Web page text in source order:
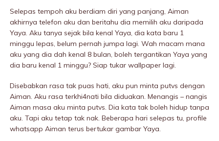
Selepas tempoh aku berdiam diri yang panjang, Aiman
akhirnya telefon aku dan beritahu dia memilih aku daripada
Yaya. Aku tanya sejak bila kenal Yaya, dia kata baru 1
minggu lepas, belum pernah jumpa lagi. Wah macam mana
aku yang dia dah kenal 8 bulan, boleh tergantikan Yaya yang
dia baru kenal 1 minggu? Siap tukar wallpaper lagi.
Disebabkan rasa tak puas hati, aku pun minta putvs dengan
Aiman. Aku rasa terkhi4nati bila diduakan. Menangis – nangis
Aiman masa aku minta putvs. Dia kata tak boleh hidup tanpa
aku. Tapi aku tetap tak nak. Beberapa hari selepas tu, profile
whatsapp Aiman terus bertukar gambar Yaya.